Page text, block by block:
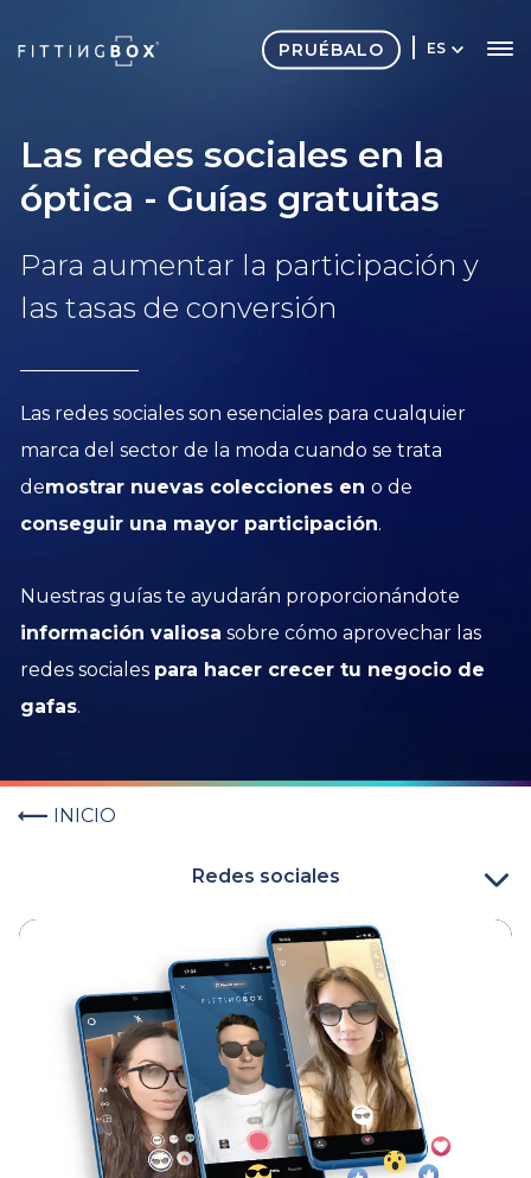
ES
PRUÉBALO
Las redes sociales en la
óptica - Guías gratuitas
Para aumentar la participación y
las tasas de conversión
Las redes sociales son esenciales para cualquier
marca del sector de la moda cuando se trata
demostrar nuevas colecciones en o de
conseguir una mayor participación.
Nuestras guías te ayudarán proporcionándote
información valiosa sobre cómo aprovechar las
redes sociales para hacer crecer tu negocio de
gafas.
INICIO
Redes sociales